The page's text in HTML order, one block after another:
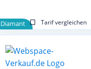
Diamant Tarif vergleichen